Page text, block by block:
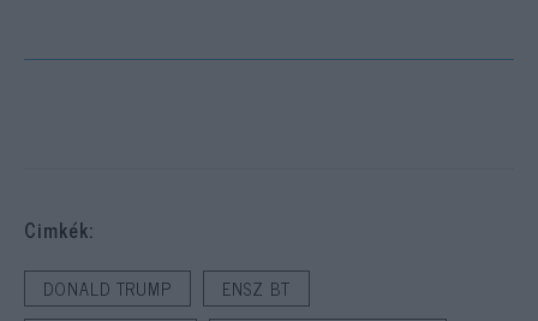
Cimkék:
DONALD TRUMP
ENSZ BT